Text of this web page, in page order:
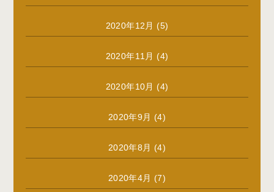
2020年12月 (5)
2020年11月 (4)
2020年10月 (4)
2020年9月 (4)
2020年8月 (4)
2020年4月 (7)